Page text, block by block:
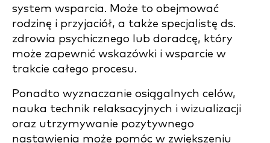
system wsparcia. Może to obejmować
rodzinę i przyjaciół, a także specjalistę ds.
zdrowia psychicznego lub doradcę, który
może zapewnić wskazówki i wsparcie w
trakcie całego procesu.
Ponadto wyznaczanie osiągalnych celów,
nauka technik relaksacyjnych i wizualizacji
oraz utrzymywanie pozytywnego
nastawienia może pomóc w zwiększeniu